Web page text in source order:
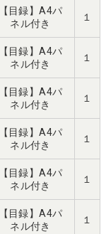
【目録】A4パ
ネル付き
１
【目録】A4パ
ネル付き
１
【目録】A4パ
ネル付き
１
【目録】A4パ
ネル付き
１
【目録】A4パ
ネル付き
１
【目録】A4パ
ネル付き
１